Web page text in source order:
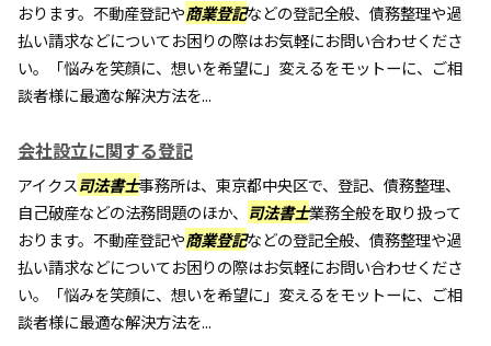
おります。不動産登記や商業登記などの登記全般、債務整理や過
払い請求などについてお困りの際はお気軽にお問い合わせくださ
い。「悩みを笑顔に、想いを希望に」変えるをモットーに、ご相
談者様に最適な解決方法を...
会社設立に関する登記
アイクス司法書士事務所は、東京都中央区で、登記、債務整理、
自己破産などの法務問題のほか、 司法書士業務全般を取り扱って
おります。不動産登記や商業登記などの登記全般、債務整理や過
払い請求などについてお困りの際はお気軽にお問い合わせくださ
い。「悩みを笑顔に、想いを希望に」変えるをモットーに、ご相
談者様に最適な解決方法を...